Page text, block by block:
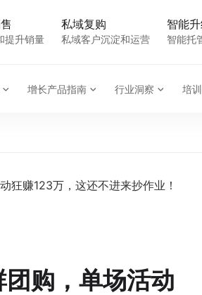
提升销量
私域复购
私域客户沉淀和运营
智能
智能托
增长产品指南 行业洞察 培
狂赚123万，这还不进来抄作业！
购，单场活动